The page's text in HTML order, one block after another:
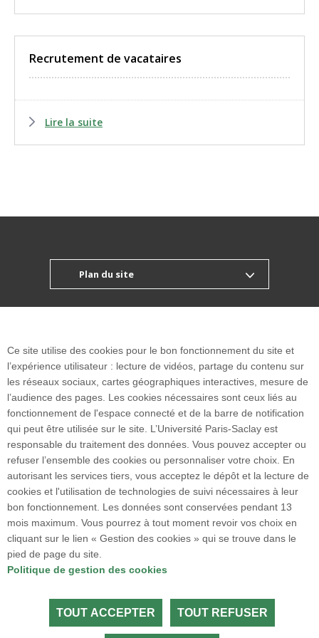
Recrutement de vacataires
Lire la suite
Plan du site
9, avenue de la Division Leclerc
94230 Cachan I FRANCE
Tél. : +33 1 41 24 11 00
Fax : +33 1 41 24 11 99
Accès :RER BArcueil-Cachan
BUS: 184 / 187 (La Plaine) / V3 (L'Orangerie)
184 / N21 (Division Leclerc - Camille Desmoulins)
: Station Marc Sangnier - Division Leclerc
Tous droits réservés Université Paris-Saclay
Ce site utilise des cookies pour le bon fonctionnement du site et
l’expérience utilisateur : lecture de vidéos, partage du contenu sur
les réseaux sociaux, cartes géographiques interactives, mesure de
l’audience des pages. Les cookies nécessaires sont ceux liés au
fonctionnement de l'espace connecté et de la barre de notification
qui peut être utilisée sur le site. L’Université Paris-Saclay est
responsable du traitement des données. Vous pouvez accepter ou
refuser l’ensemble des cookies ou personnaliser votre choix. En
autorisant les services tiers, vous acceptez le dépôt et la lecture de
cookies et l'utilisation de technologies de suivi nécessaires à leur
bon fonctionnement. Les données sont conservées pendant 13
mois maximum. Vous pourrez à tout moment revoir vos choix en
cliquant sur le lien « Gestion des cookies » qui se trouve dans le
pied de page du site.
Politique de gestion des cookies
TOUT ACCEPTER TOUT REFUSER